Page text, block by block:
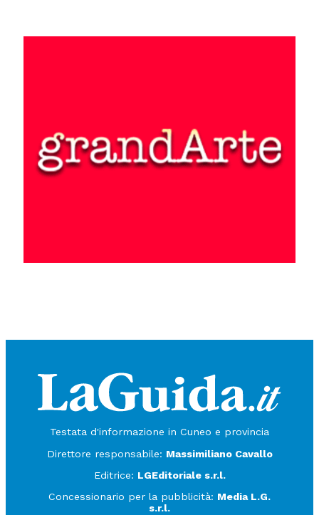
Testata d'informazione in Cuneo e provincia
Direttore responsabile: Massimiliano Cavallo
Editrice: LGEditoriale s.r.l.
Concessionario per la pubblicità: Media L.G.
s.r.l.